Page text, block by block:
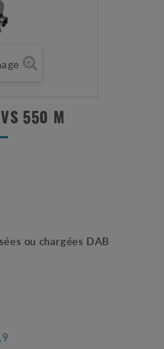
VS 550 M
ou chargées DAB